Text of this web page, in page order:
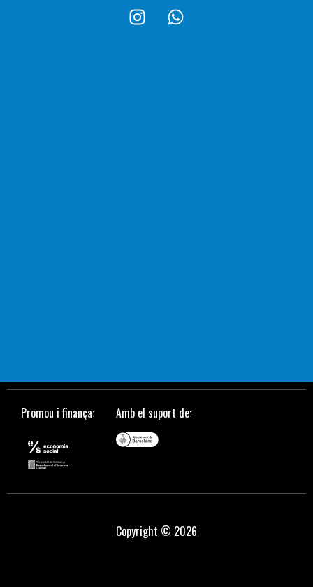
Promou i finança: Amb el suport de:
Copyright © 2026